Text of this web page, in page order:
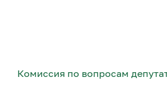
Комиссия по вопросам